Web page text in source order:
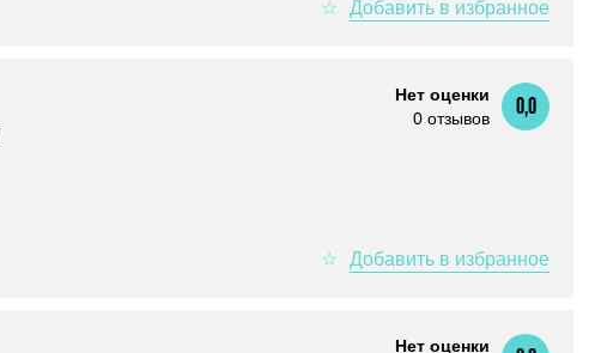
Нет оценки
0 отзывов
0,0
Нет оценки